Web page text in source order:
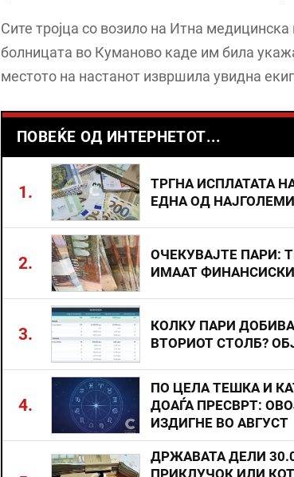
Сите тројца со возило на Итна
болницата во Куманово каде им била
местото на настанот извршила увидна
ПОВЕЌЕ ОД ИНТЕРНЕТОТ...
1.
ТРГНА ИСПЛАТАТА
ЕДНА ОД
2.
ОЧЕКУВАЈТЕ ПАРИ:
ИМААТ
3.
КОЛКУ ПАРИ
ВТОРИОТ СТОЛБ?
4.
ПО ЦЕЛА ТЕШКА И
ДОАЃА ПРЕСВРТ:
ИЗДИГНЕ ВО АВГУСТ
ДРЖАВАТА ДЕЛИ
ПРИКЛУЧОК ИЛИ